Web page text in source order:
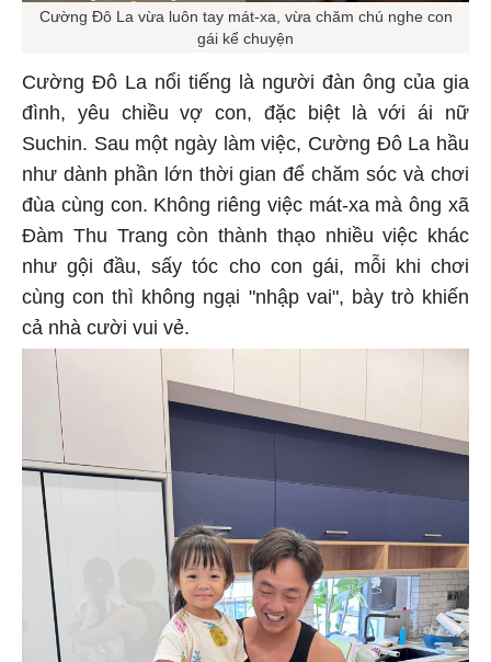
Cường Đô La vừa luôn tay mát-xa, vừa chăm chú nghe con
gái kể chuyện
Cường Đô La nổi tiếng là người đàn ông của gia
đình, yêu chiều vợ con, đặc biệt là với ái nữ
Suchin. Sau một ngày làm việc, Cường Đô La hầu
như dành phần lớn thời gian để chăm sóc và chơi
đùa cùng con. Không riêng việc mát-xa mà ông xã
Đàm Thu Trang còn thành thạo nhiều việc khác
như gội đầu, sấy tóc cho con gái, mỗi khi chơi
cùng con thì không ngại "nhập vai", bày trò khiến
cả nhà cười vui vẻ.